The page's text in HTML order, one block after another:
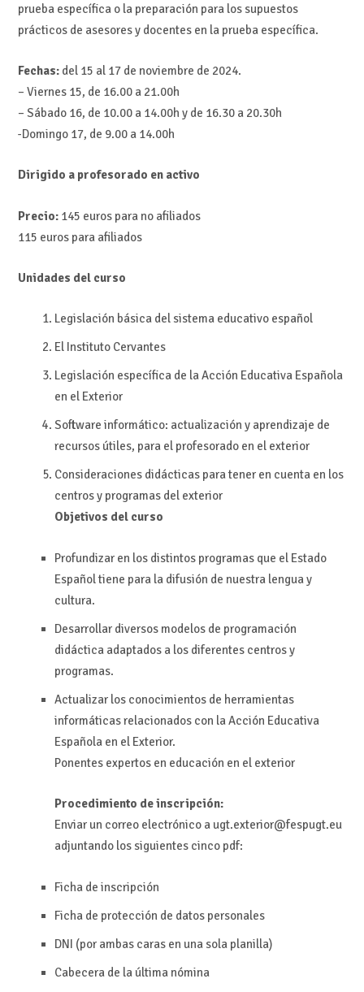
prueba específica o la preparación para los supuestos
prácticos de asesores y docentes en la prueba específica.
Fechas:del 15 al 17 de noviembre de 2024.
– Viernes 15, de 16.00 a 21.00h
– Sábado 16, de 10.00 a 14.00h y de 16.30 a 20.30h
-Domingo 17, de 9.00 a 14.00h
Dirigido a profesorado en activo
Precio:145 euros para no afiliados
115 euros para afiliados
Unidades del curso
Legislación básica del sistema educativo español
El Instituto Cervantes
Legislación específica de la Acción Educativa Española
en el Exterior
Software informático: actualización y aprendizaje de
recursos útiles, para el profesorado en el exterior
Consideraciones didácticas para tener en cuenta en los
centros y programas del exterior
Objetivos del curso
Profundizar en los distintos programas que el Estado
Español tiene para la difusión de nuestra lengua y
cultura.
Desarrollar diversos modelos de programación
didáctica adaptados a los diferentes centros y
programas.
Actualizar los conocimientos de herramientas
informáticas relacionados con la Acción Educativa
Española en el Exterior.
Ponentes expertos en educación en el exterior
Procedimiento de inscripción:
Enviar un correo electrónico a ugt.exterior@fespugt.eu
adjuntando los siguientes cinco pdf:
Ficha de inscripción
Ficha de protección de datos personales
DNI (por ambas caras en una sola planilla)
Cabecera de la última nómina